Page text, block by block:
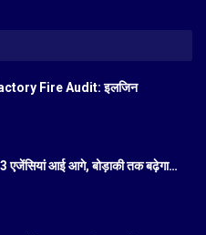
Fire Audit: इलजिन
एजेंसियां आई आगे, बोड़ाकी तक बढ़ेगा…